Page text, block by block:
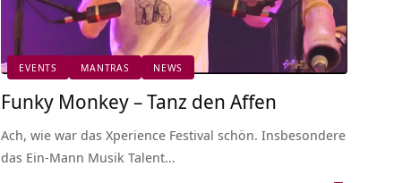
EVENTS MANTRAS NEWS
Funky Monkey – Tanz den Affen
Ach, wie war das Xperience Festival schön. Insbesondere
das Ein-Mann Musik Talent…